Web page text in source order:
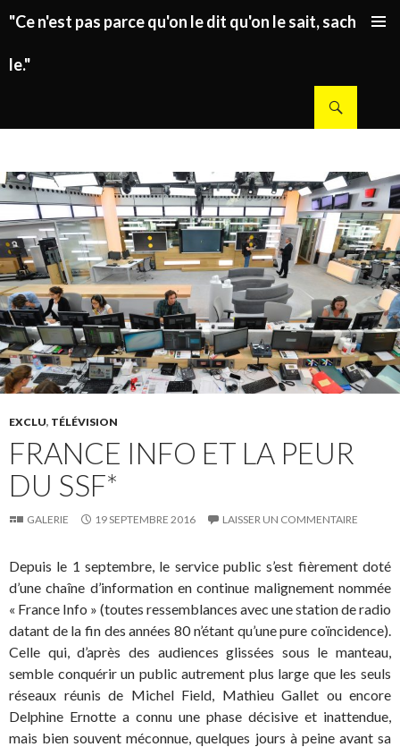
"Ce n'est pas parce qu'on le dit qu'on le sait, sachez
le."
EXCLU, TÉLÉVISION
FRANCE INFO ET LA PEUR
DU SSF*
GALERIE 19 SEPTEMBRE 2016 LAISSER UN COMMENTAIRE
Depuis le 1 septembre, le service public s’est fièrement doté
d’une chaîne d’information en continue malignement nommée
« France Info » (toutes ressemblances avec une station de radio
datant de la fin des années 80 n’étant qu’une pure coïncidence).
Celle qui, d’après des audiences glissées sous le manteau,
semble conquérir un public autrement plus large que les seuls
réseaux réunis de Michel Field, Mathieu Gallet ou encore
Delphine Ernotte a connu une phase décisive et inattendue,
mais bien souvent méconnue, quelques jours à peine avant sa